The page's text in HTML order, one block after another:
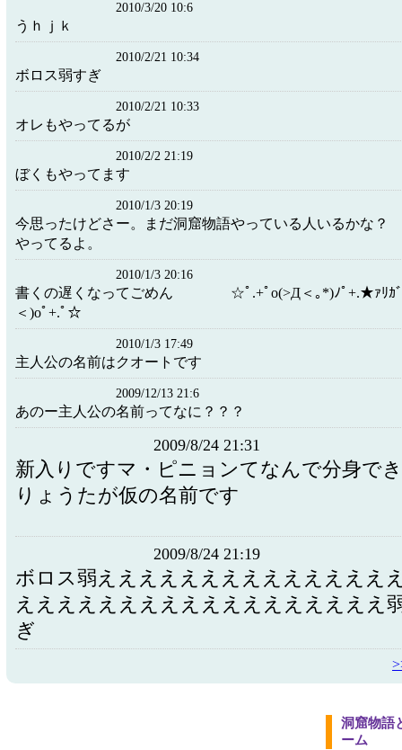
2010/3/20 10:6
うｈｊｋ
2010/2/21 10:34
ボロス弱すぎ
2010/2/21 10:33
オレもやってるが
2010/2/2 21:19
ぼくもやってます
2010/1/3 20:19
今思ったけどさー。まだ洞窟物語やっている人いるか
やってるよ。
2010/1/3 20:16
書くの遅くなってごめん ☆ﾟ.+ﾟo(>Д＜｡*)ﾉﾟ+.★ｧﾘｶﾞ
＜)oﾟ+.ﾟ☆
2010/1/3 17:49
主人公の名前はクオートです
2009/12/13 21:6
あのー主人公の名前ってなに？？？
2009/8/24 21:31
新入りですマ・ピニョンてなんで分身で
りょうたが仮の名前です
2009/8/24 21:19
ボロス弱ええええええええええええええ
ええええええええええええええええええ
ぎ
洞窟物語
ーム